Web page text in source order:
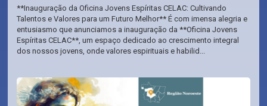
**Inauguração da Oficina Jovens Espíritas CELAC: Cultivando
Talentos e Valores para um Futuro Melhor** É com imensa alegria e
entusiasmo que anunciamos a inauguração da **Oficina Jovens
Espíritas CELAC**, um espaço dedicado ao crescimento integral
dos nossos jovens, onde valores espirituais e habilid...